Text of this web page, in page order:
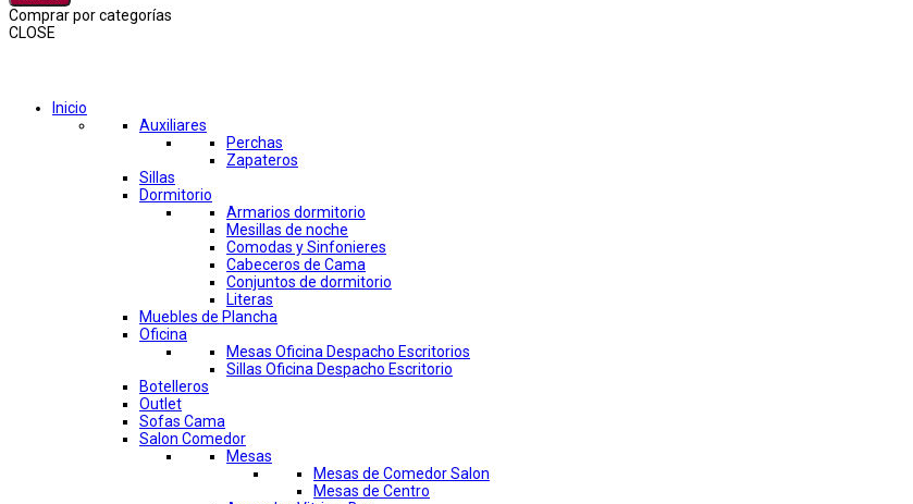
Comprar por categorías
CLOSE
Inicio
Auxiliares
Perchas
Zapateros
Sillas
Dormitorio
Armarios dormitorio
Mesillas de noche
Comodas y Sinfonieres
Cabeceros de Cama
Conjuntos de dormitorio
Literas
Muebles de Plancha
Oficina
Mesas Oficina Despacho Escritorios
Sillas Oficina Despacho Escritorio
Botelleros
Outlet
Sofas Cama
Salon Comedor
Mesas
Mesas de Comedor Salon
Mesas de Centro